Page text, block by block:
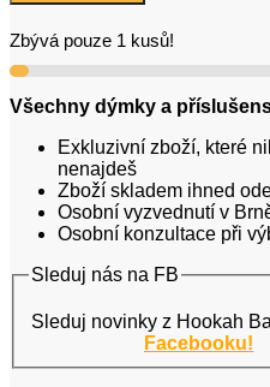
do
vodní
dýmky
Pauls
Coco
20kg
množství
Zbývá pouze 1 kusů!
Všechny dýmky a
Exkluzivní zboží, které
nenajdeš
Zboží skladem ihned
Osobní vyzvednutí v
Osobní konzultace při
Sleduj nás na FB
Sleduj novinky z Hookah
Facebooku!